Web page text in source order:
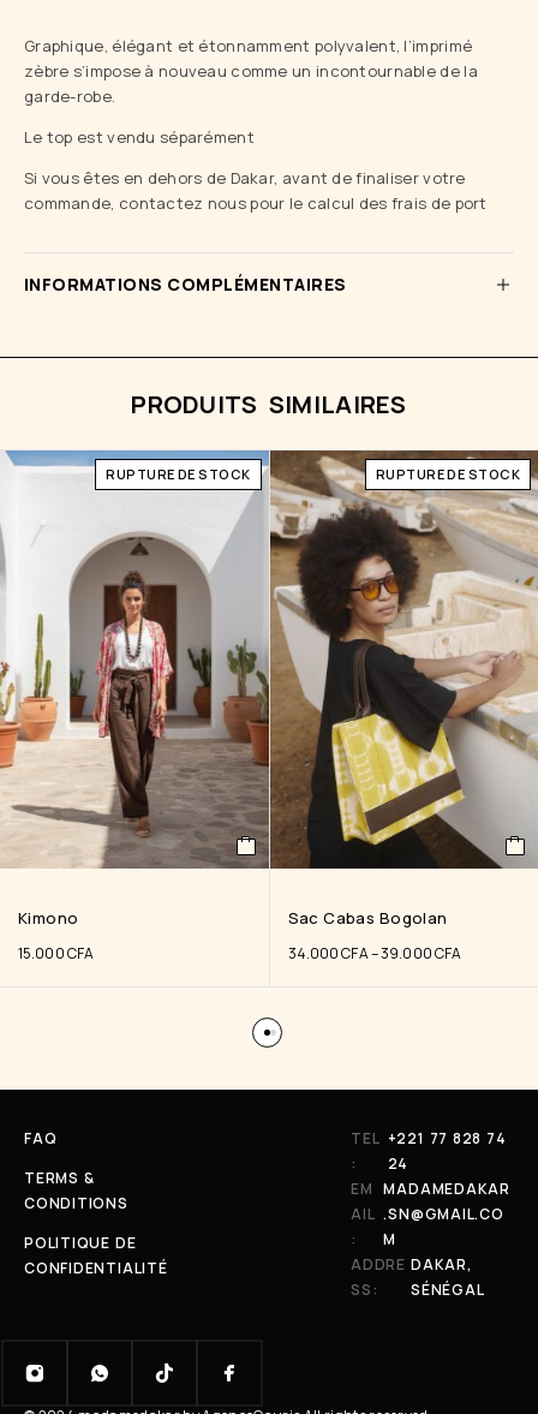
Graphique, élégant et étonnamment polyvalent, l’imprimé
zèbre s’impose à nouveau comme un incontournable de la
garde-robe.
Le top est vendu séparément
Si vous êtes en dehors de Dakar, avant de finaliser votre
commande, contactez nous pour le calcul des frais de port
INFORMATIONS COMPLÉMENTAIRES
PRODUITS SIMILAIRES
RUPTURE DE STOCK
Kimono
15.000CFA
RUPTURE DE STOCK
Sac Cabas Bogolan
34.000CFA–39.000CFA
FAQ
TERMS &
CONDITIONS
POLITIQUE DE
CONFIDENTIALITÉ
TEL
:
+221 77 828 74
24
EM
AIL
:
MADAMEDAKAR
.SN@GMAIL.CO
M
ADDRE
SS:
DAKAR,
SÉNÉGAL